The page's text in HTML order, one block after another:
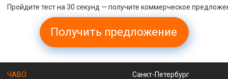
Пройдите тест на 30 секунд — получите коммерческое
Получить предложение
ЧАВО
Санкт-Петербург